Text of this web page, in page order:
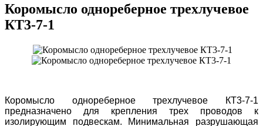
Коромысло однореберное трехлучевое
КТ3-7-1
Коромысло однореберное трехлучевое КТ3-7-1
предназначено для крепления трех проводов к
изолирующим подвескам. Минимальная разрушающая